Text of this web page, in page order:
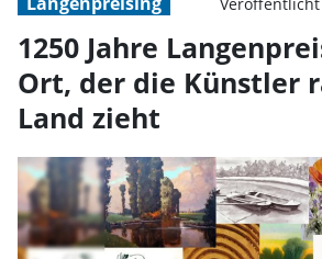
1250 Jahre
Ort, der die Künstler
Land zieht